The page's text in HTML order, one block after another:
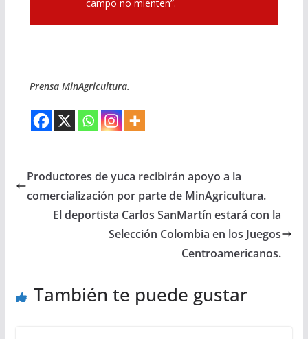
campo no mienten”.
Prensa MinAgricultura.
Productores de yuca recibirán apoyo a la
comercialización por parte de MinAgricultura.
El deportista Carlos SanMartín estará con la
Selección Colombia en los Juegos
Centroamericanos.
También te puede gustar